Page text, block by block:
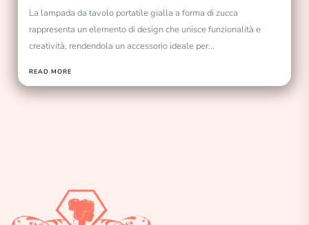
La lampada da tavolo portatile gialla a forma di zucca
rappresenta un elemento di design che unisce funzionalità e
creatività, rendendola un accessorio ideale per...
READ MORE